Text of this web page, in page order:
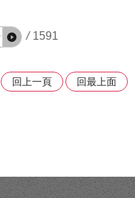
/ 1591
回上一頁 回最上面